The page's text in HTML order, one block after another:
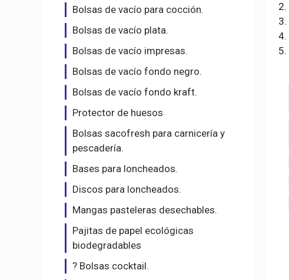
Bolsas de vacío para cocción.
Bolsas de vacío plata.
Bolsas de vacío impresas.
Bolsas de vacío fondo negro.
Bolsas de vacío fondo kraft.
Protector de huesos
Bolsas sacofresh para carnicería y
pescadería.
Bases para loncheados.
Discos para loncheados.
Mangas pasteleras desechables.
Pajitas de papel ecológicas
biodegradables
? Bolsas cocktail.